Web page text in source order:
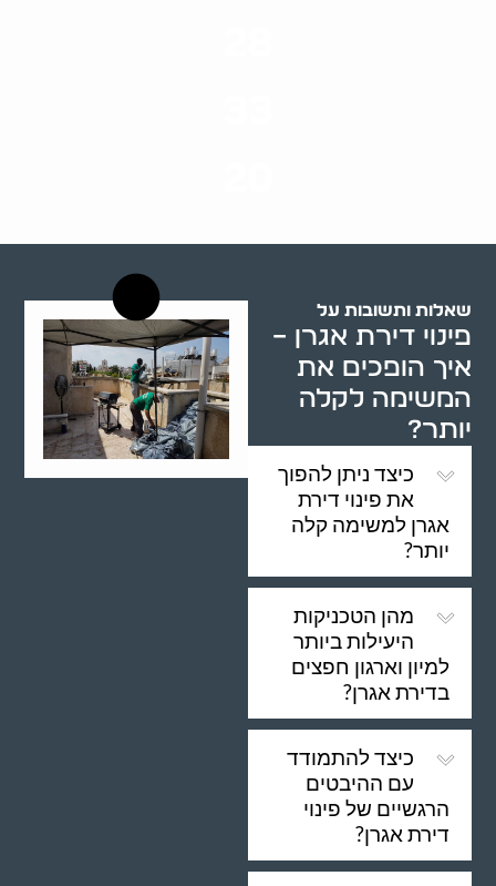
שאלות ותשובות על
פינוי דירת אגרן –
איך הופכים את
המשימה לקלה
יותר?
כיצד ניתן להפוך
את פינוי דירת
אגרן למשימה קלה
יותר?
מהן הטכניקות
היעילות ביותר
למיון וארגון חפצים
בדירת אגרן?
כיצד להתמודד
עם ההיבטים
הרגשיים של פינוי
דירת אגרן?